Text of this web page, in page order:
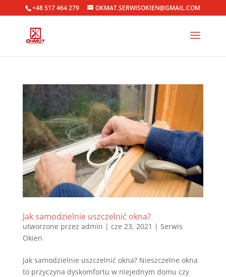
+48 517 464 279 OKMAT.SERWISOKIEN@GMAIL.COM
Jak samodzielnie uszczelnić okna?
utworzone przez admin | cze 23, 2021 | Serwis
Okien
Jak samodzielnie uszczelnić okna? Nieszczelne okna
to przyczyna dyskomfortu w niejednym domu czy